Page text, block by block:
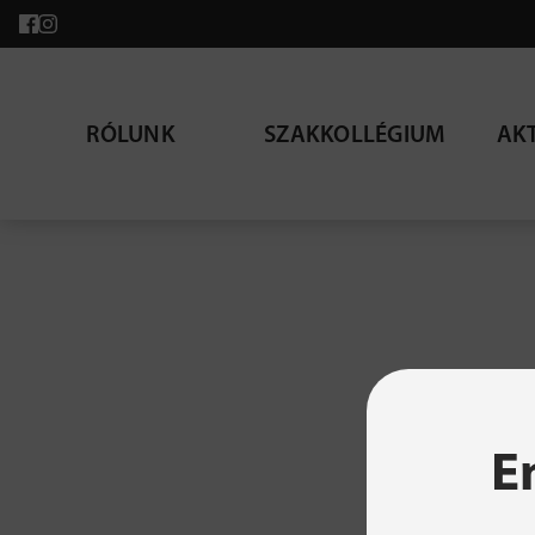
RÓLUNK SZAKKOLLÉGIUM
A